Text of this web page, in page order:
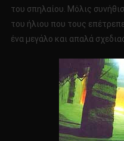
του σπηλαίου. Μόλις
του ήλιου που τους
ένα μεγάλο και απαλά